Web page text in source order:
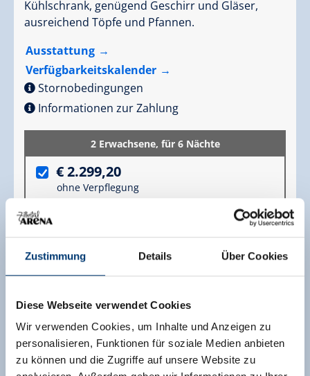
Zustimmung Details Über Cookies
Diese Webseite verwendet Cookies
Wir verwenden Cookies, um Inhalte und Anzeigen zu
personalisieren, Funktionen für soziale Medien anbieten
zu können und die Zugriffe auf unsere Website zu
Kühlschrank, genügend Geschirr und Gläser,
ausreichend Töpfe und Pfannen.
Ausstattung
Verfügbarkeitskalender
Stornobedingungen
Informationen zur Zahlung
2 Erwachsene, für 6 Nächte
€ 2.299,20
ohne Verpflegung